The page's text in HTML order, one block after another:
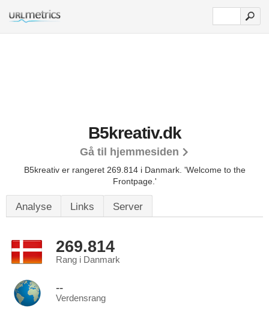
B5kreativ.dk
Gå til hjemmesiden
B5kreativ er rangeret 269.814 i Danmark. 'Welcome to the
Frontpage.'
Analyse Links Server
269.814
Rang i Danmark
--
Verdensrang